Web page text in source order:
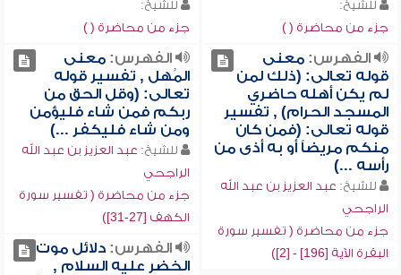
للشيخ:
جزء من محاضرة ( )
للشيخ:
جزء من محاضرة ( )
الفهرس:معنى
قوله تعالى: (ذلك لمن
لم يكن أهله حاضري
المسجد الحرام) , تفسير
قوله تعالى: (فمن كان
منكم مريضاً أو به أذى من
رأسه ...)
للشيخ: عبد العزيز بن عبد الله
الراجحي
جزء من محاضرة ( تفسير سورة
البقرة الآية [196] - [2])
الفهرس:معنى
المُهل , تفسير قوله
تعالى: (وقل الحق من
ربكم فمن شاء فليؤمن
ومن شاء فليكفر ...)
للشيخ: عبد العزيز بن عبد الله
الراجحي
جزء من محاضرة ( تفسير سورة
الكهف [27-31])
الفهرس:دلائل موت
الخضر عليه السلام ,